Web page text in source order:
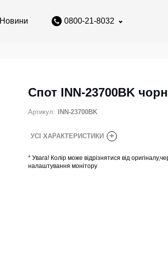
Новини 0800-21-8032
Спот INN-23700BK
Артикул: INN-23700BK
УСІ ХАРАКТЕРИСТИКИ +
* Увага! Колір може відрізнятися від
налаштування монітору